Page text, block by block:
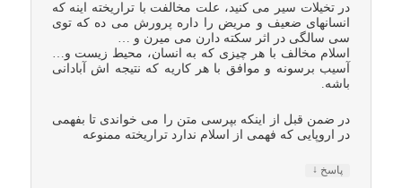
در تخیلات سیر می کنید، علت مخالفت با تراریخته اینه که
انسانهای ضعیف و مریض را داره پرورش می ده که توی
سی سالگی در اثر سکته دارن می میرن و …
اسلام مخالف با هر چیزی که به انسان، محیط زیست و…
آسیب برسونه و موافق با هر کاریه که نتیجه اش آبادانی
باشه.
در ضمن قبل از اینکه بپرسی متن را می خواندی تا بفهمی
در اروپایی که فهمی از اسلام ندارد تراریخته ممنوعه
پاسخ ↓